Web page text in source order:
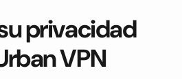
privacidad
VPN